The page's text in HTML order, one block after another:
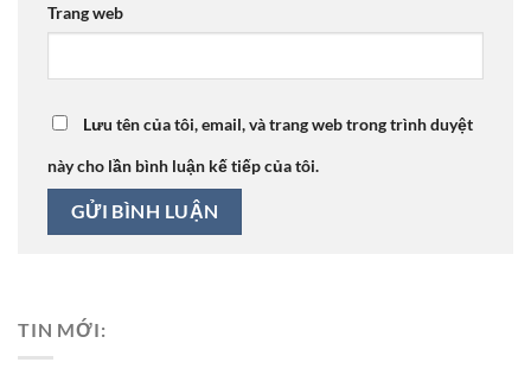
Trang web
Lưu tên của tôi, email, và trang web trong trình duyệt
này cho lần bình luận kế tiếp của tôi.
TIN MỚI: